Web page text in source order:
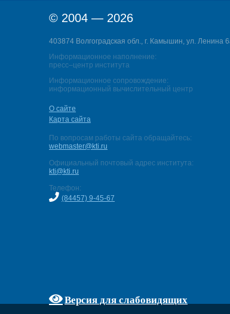
© 2004 — 2026
403874 Волгоградская обл., г. Камышин, ул. Ленина
Информационное наполнение:
пресс–центр института
Информационное сопровождение:
информационный вычислительный центр
О сайте
Карта сайта
По вопросам работы сайта обращайтесь:
webmaster@kti.ru
Официальный почтовый адрес института:
kti@kti.ru
Телефон:
(84457) 9-45-67
Версия для слабовидящих